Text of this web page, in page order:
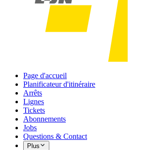
Page d'accueil
Planificateur d'itinéraire
Arrêts
Lignes
Tickets
Abonnements
Jobs
Questions & Contact
Plus